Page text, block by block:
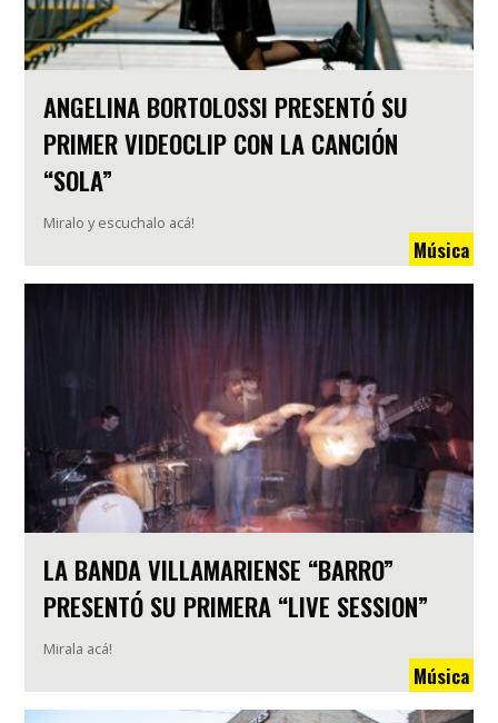
ANGELINA BORTOLOSSI PRESENTÓ SU
PRIMER VIDEOCLIP CON LA CANCIÓN
“SOLA”
Miralo y escuchalo acá!
Música
LA BANDA VILLAMARIENSE “BARRO”
PRESENTÓ SU PRIMERA “LIVE SESSION”
Mirala acá!
Música